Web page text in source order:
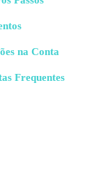
na Conta
Frequentes